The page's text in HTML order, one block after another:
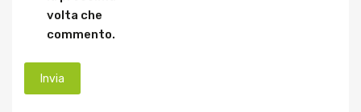
volta che
commento.